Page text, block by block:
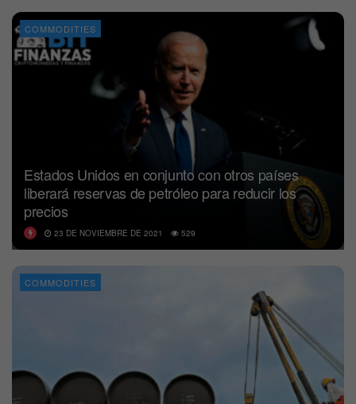
COMMODITIES
Estados Unidos en conjunto con otros países
liberará reservas de petróleo para reducir los
precios
23 DE NOVIEMBRE DE 2021 529
COMMODITIES